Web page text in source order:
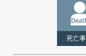
死亡